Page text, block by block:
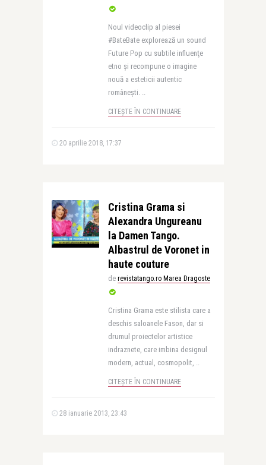
Noul videoclip al piesei
#BateBate explorează un sound
Future Pop cu subtile influenţe
etno şi recompune o imagine
nouă a esteticii autentic
româneşti. ..
CITEȘTE ÎN CONTINUARE
20 aprilie 2018, 17:37
Cristina Grama si
Alexandra Ungureanu
la Damen Tango.
Albastrul de Voronet in
haute couture
de revistatango.ro Marea Dragoste
Cristina Grama este stilista care a
deschis saloanele Fason, dar si
drumul proiectelor artistice
indraznete, care imbina designul
modern, actual, cosmopolit, ..
CITEȘTE ÎN CONTINUARE
28 ianuarie 2013, 23:43